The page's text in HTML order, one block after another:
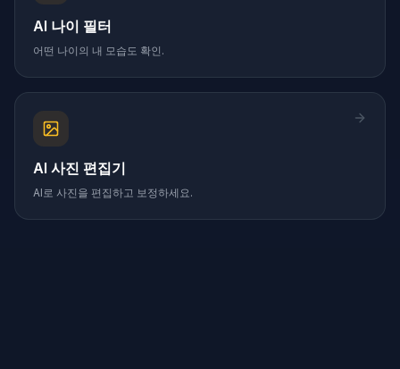
AI 나이 필터
어떤 나이의 내 모습도 확인.
AI 사진 편집기
AI로 사진을 편집하고 보정하세요.